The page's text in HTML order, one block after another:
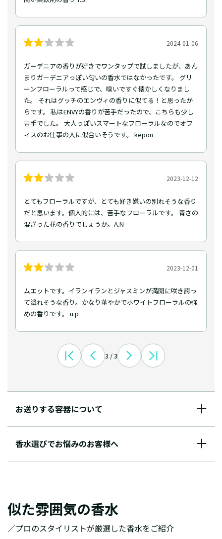
2024-01-06
ガーデニアの香りが好きでワンタップで試しましたが、あん
まりガーデニアっぽい匂いの香水ではなかったです。 グリ
ーンフローラルって感じで、嗅いですぐ懐かしくなりまし
た。 それはグッチのエンヴィの香りに似てる！と思ったか
らです。 私はENVYの香りが苦手だったので、こちらも少し
苦手でした。 大人っぽいスマートなフローラルなのでオフ
ィスのお仕事の人に似合いそうです。 kepon
2023-12-12
とてもフローラルですが、とても好き嫌いの別れそうな香り
だと思います。個人的には、苦手なフローラルです。 青さの
混ざった花の香りでしょうか。A.N
2023-12-01
ムエットです。イランイランとジャスミンが満開に咲き誇っ
て溢れそうな香り。かなり華やかでホワイトフローラルの強
めの香りです。 u.p
3 / 3
お送りする容器について
香水選びでお悩みのお客様へ
似た雰囲気の香水
／プロのスタイリストが厳選した香水をご紹介